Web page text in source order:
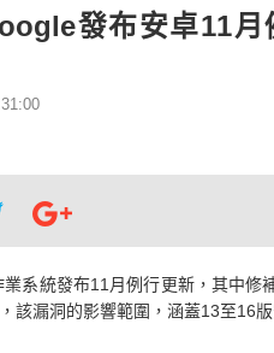
發布安卓11
系統發布11月例行更新，其中
該漏洞的影響範圍，涵蓋13至16